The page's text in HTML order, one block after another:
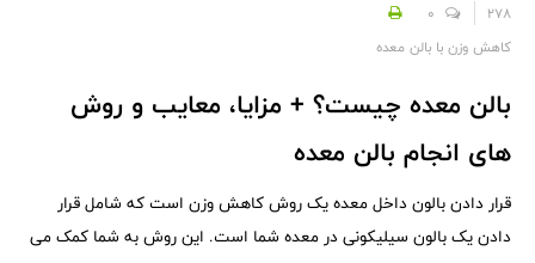
278
0
کاهش وزن با بالن معده
بالن معده چیست؟ + مزایا، معایب و روش
های انجام بالن معده
قرار دادن بالون داخل معده یک روش کاهش وزن است که شامل قرار
دادن یک بالون سیلیکونی در معده شما است. این روش به شما کمک می